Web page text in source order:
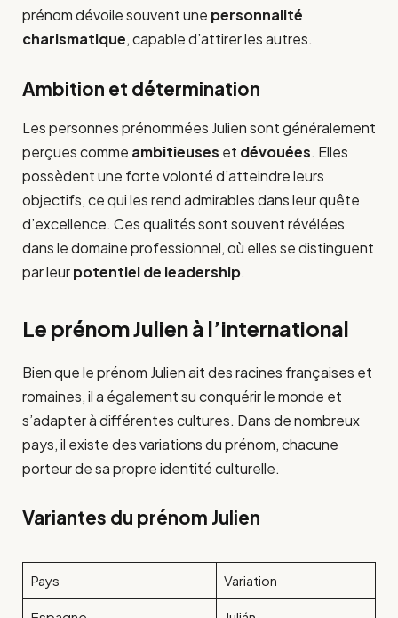
prénom dévoile souvent une personnalité
charismatique, capable d’attirer les autres.
Ambition et détermination
Les personnes prénommées Julien sont généralement
perçues comme ambitieuses et dévouées. Elles
possèdent une forte volonté d’atteindre leurs
objectifs, ce qui les rend admirables dans leur quête
d’excellence. Ces qualités sont souvent révélées
dans le domaine professionnel, où elles se distinguent
par leurpotentiel de leadership.
Le prénom Julien à l’international
Bien que le prénom Julien ait des racines françaises et
romaines, il a également su conquérir le monde et
s’adapter à différentes cultures. Dans de nombreux
pays, il existe des variations du prénom, chacune
porteur de sa propre identité culturelle.
Variantes du prénom Julien
Pays Variation